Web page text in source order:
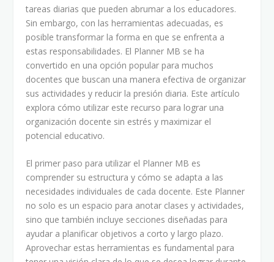
tareas diarias que pueden abrumar a los educadores.
Sin embargo, con las herramientas adecuadas, es
posible transformar la forma en que se enfrenta a
estas responsabilidades. El Planner MB se ha
convertido en una opción popular para muchos
docentes que buscan una manera efectiva de organizar
sus actividades y reducir la presión diaria. Este artículo
explora cómo utilizar este recurso para lograr una
organización docente sin estrés y maximizar el
potencial educativo.
El primer paso para utilizar el Planner MB es
comprender su estructura y cómo se adapta a las
necesidades individuales de cada docente. Este Planner
no solo es un espacio para anotar clases y actividades,
sino que también incluye secciones diseñadas para
ayudar a planificar objetivos a corto y largo plazo.
Aprovechar estas herramientas es fundamental para